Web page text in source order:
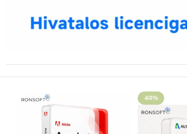
-60%